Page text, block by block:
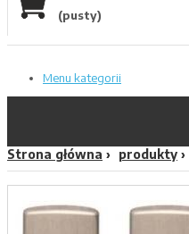
(pusty)
Menu kategorii
Strona główna produkty